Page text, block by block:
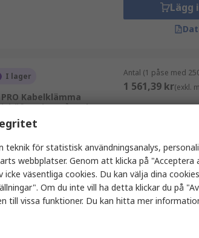
Lägg
I lager
PRO Kabelklämma
Grå, Nylon 66,
17 mm
Antal (1 påse med
1 561,39 kr(exkl.
Lägg
teknik för statistisk användningsanalys,
webbplatser. Genom att klicka på "Acceptera
icke väsentliga cookies. Du kan välja dina
Om du inte vill ha detta klickar du på
till vissa funktioner. Du kan hitta mer